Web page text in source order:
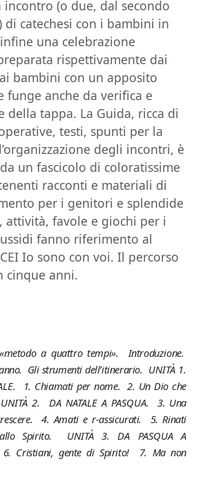
(o due, dal secondo
di catechesi con i bambini in
una celebrazione
rispettivamente dai
bambini con un apposito
funge anche da verifica e
della tappa. La Guida, ricca di
testi, spunti per la
degli incontri, è
un fascicolo di coloratissime
racconti e materiali di
per i genitori e splendide
attività, favole e giochi per i
fanno riferimento al
Io sono con voi. Il percorso
cinque anni.
a quattro tempi». Introduzione.
Gli strumenti dell’itinerario. UNITÀ 1.
1. Chiamati per nome. 2. Un Dio che
UNITÀ 2. DA NATALE A PASQUA.3. Una
4. Amati e r-assicurati. 5. Rinati
Spirito. UNITÀ 3. DA PASQUA A
6. Cristiani, gente di Spirito! 7. Ma non